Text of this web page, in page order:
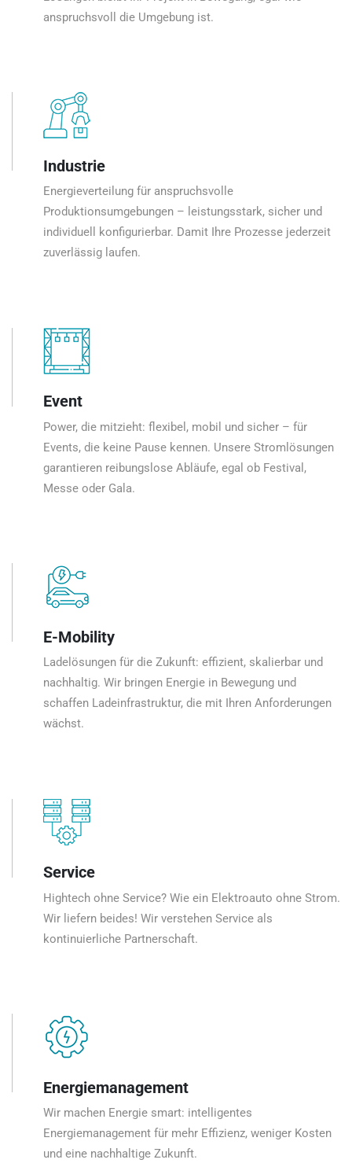
anspruchsvoll die Umgebung ist.
Industrie
Energieverteilung für anspruchsvolle
Produktionsumgebungen – leistungsstark, sicher und
individuell konfigurierbar. Damit Ihre Prozesse jederzeit
zuverlässig laufen.
Event
Power, die mitzieht: flexibel, mobil und sicher – für
Events, die keine Pause kennen. Unsere Stromlösungen
garantieren reibungslose Abläufe, egal ob Festival,
Messe oder Gala.
E-Mobility
Ladelösungen für die Zukunft: effizient, skalierbar und
nachhaltig. Wir bringen Energie in Bewegung und
schaffen Ladeinfrastruktur, die mit Ihren Anforderungen
wächst.
Service
Hightech ohne Service? Wie ein Elektroauto ohne Strom.
Wir liefern beides! Wir verstehen Service als
kontinuierliche Partnerschaft.
Energiemanagement
Wir machen Energie smart: intelligentes
Energiemanagement für mehr Effizienz, weniger Kosten
und eine nachhaltige Zukunft.